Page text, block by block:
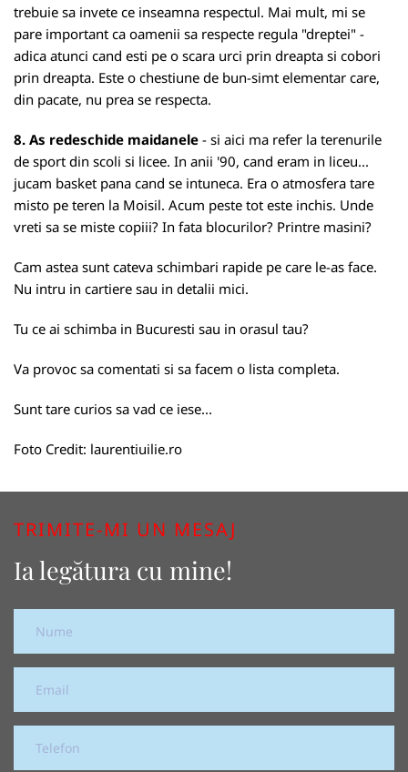
trebuie sa invete ce inseamna respectul. Mai mult, mi se
pare important ca oamenii sa respecte regula "dreptei" -
adica atunci cand esti pe o scara urci prin dreapta si cobori
prin dreapta. Este o chestiune de bun-simt elementar care,
din pacate, nu prea se respecta.
8. As redeschide maidanele - si aici ma refer la terenurile
de sport din scoli si licee. In anii '90, cand eram in liceu...
jucam basket pana cand se intuneca. Era o atmosfera tare
misto pe teren la Moisil. Acum peste tot este inchis. Unde
vreti sa se miste copiii? In fata blocurilor? Printre masini?
Cam astea sunt cateva schimbari rapide pe care le-as face.
Nu intru in cartiere sau in detalii mici.
Tu ce ai schimba in Bucuresti sau in orasul tau?
Va provoc sa comentati si sa facem o lista completa.
Sunt tare curios sa vad ce iese...
Foto Credit: laurentiuilie.ro
TRIMITE-MI UN MESAJ
Ia legătura cu mine!